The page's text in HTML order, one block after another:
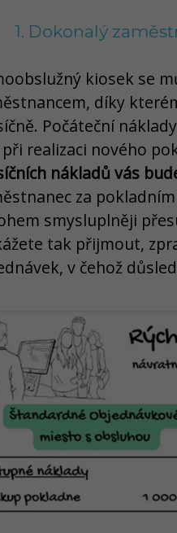
1. Dokonalý
kiosek se
díky
Počáteční
při realizaci nového
nákladů vás
za
smysluplněji
tak přijmout,
v čehož